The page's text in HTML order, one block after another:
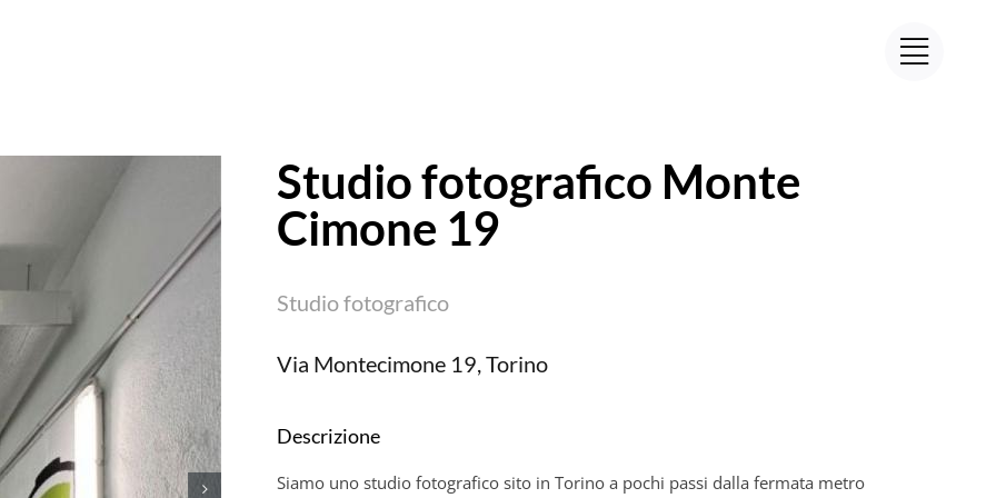
Studio fotografico Monte
Cimone 19
Studio fotografico
Via Montecimone 19, Torino
Descrizione
Siamo uno studio fotografico sito in Torino a pochi passi dalla fermata metro